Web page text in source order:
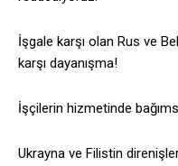
İşgale karşı olan Rus ve
karşı dayanışma!
İşçilerin hizmetinde
Ukrayna ve Filistin